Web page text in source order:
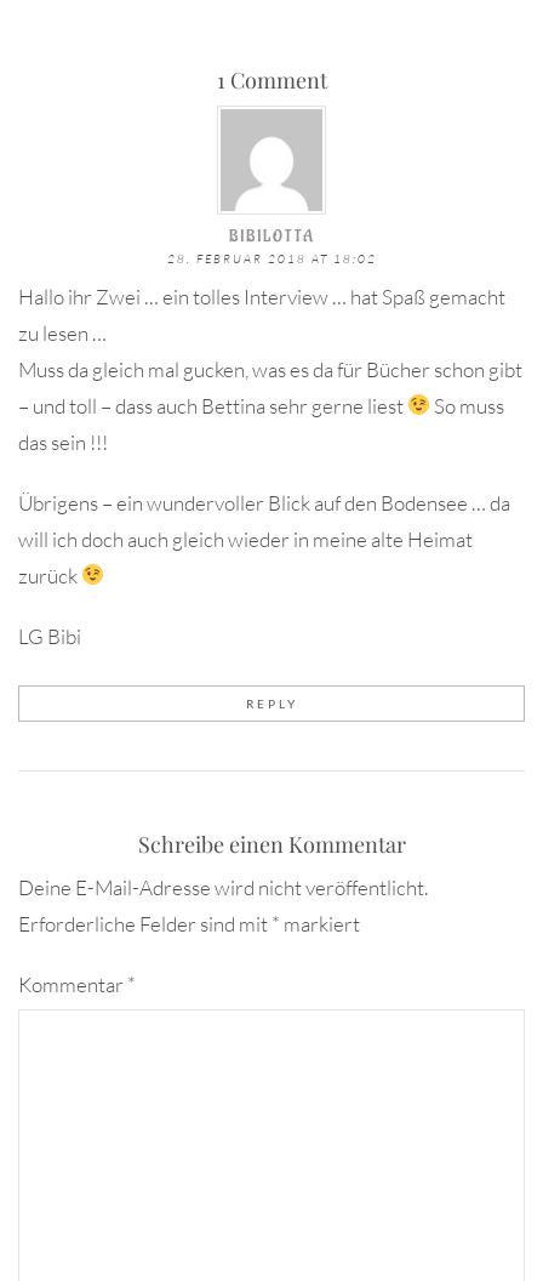
1 Comment
BIBILOTTA
28. FEBRUAR 2018 AT 18:02
Hallo ihr Zwei … ein tolles Interview … hat Spaß gemacht
zu lesen …
Muss da gleich mal gucken, was es da für Bücher schon gibt
– und toll – dass auch Bettina sehr gerne liest
So muss
das sein !!!
Übrigens – ein wundervoller Blick auf den Bodensee … da
will ich doch auch gleich wieder in meine alte Heimat
zurück
LG Bibi
REPLY
Schreibe einen Kommentar
Deine E-Mail-Adresse wird nicht veröffentlicht.
Erforderliche Felder sind mit* markiert
Kommentar *